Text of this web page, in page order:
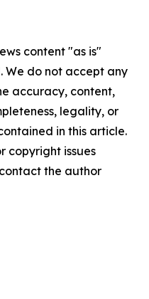
content "as is"
We do not accept any
accuracy, content,
legality, or
in this article.
copyright issues
the author